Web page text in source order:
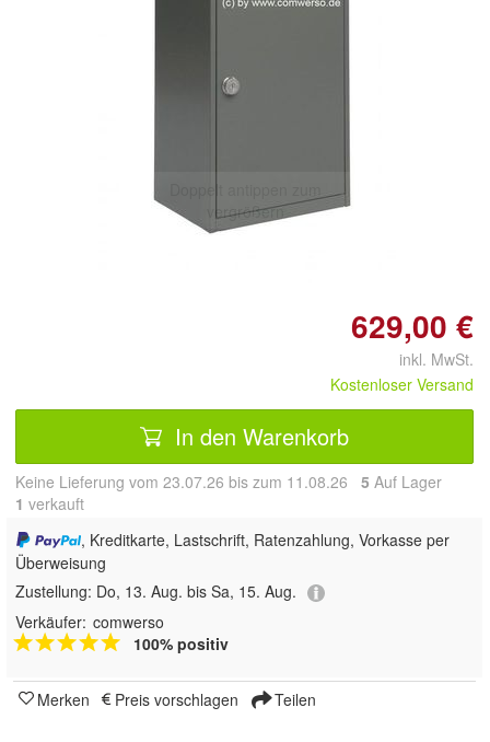
vergrößern
629,00 €
inkl. MwSt.
Kostenloser Versand
In den Warenkorb
Keine Lieferung vom 23.07.26 bis zum 11.08.26 5 Auf Lager
1 verkauft
, Kreditkarte, Lastschrift, Ratenzahlung, Vorkasse per
Überweisung
Zustellung: Do, 13. Aug. bis Sa, 15. Aug.
Verkäufer: comwerso
100% positiv
Merken Preis vorschlagen Teilen